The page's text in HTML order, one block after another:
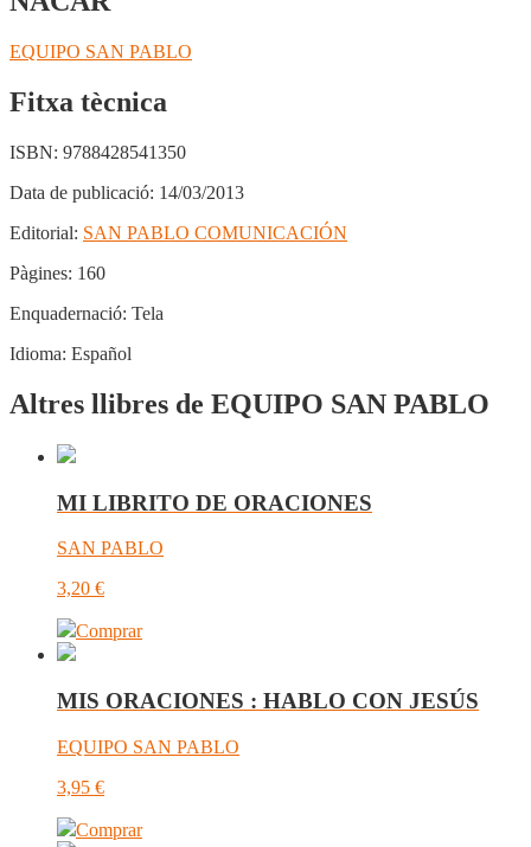
EQUIPO SAN PABLO
Fitxa tècnica
ISBN: 9788428541350
Data de publicació: 14/03/2013
Editorial: SAN PABLO COMUNICACIÓN
Pàgines: 160
Enquadernació: Tela
Idioma: Español
Altres llibres de EQUIPO SAN PABLO
MI LIBRITO DE ORACIONES
SAN PABLO
3,20 €
Comprar
MIS ORACIONES : HABLO CON JESÚS
EQUIPO SAN PABLO
3,95 €
Comprar